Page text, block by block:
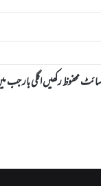
محفوظ رکھیں اگلی بار